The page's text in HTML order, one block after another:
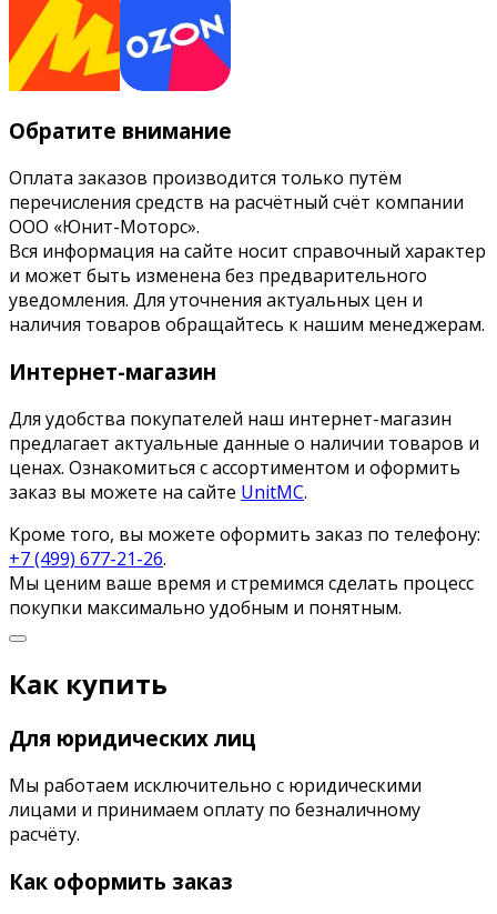
Обратите внимание
Оплата заказов производится только путём
перечисления средств на расчётный счёт компании
ООО «Юнит-Моторс».
Вся информация на сайте носит справочный характер
и может быть изменена без предварительного
уведомления. Для уточнения актуальных цен и
наличия товаров обращайтесь к нашим менеджерам.
Интернет-магазин
Для удобства покупателей наш интернет-магазин
предлагает актуальные данные о наличии товаров и
ценах. Ознакомиться с ассортиментом и оформить
заказ вы можете на сайте UnitMC.
Кроме того, вы можете оформить заказ по телефону:
+7 (499) 677-21-26.
Мы ценим ваше время и стремимся сделать процесс
покупки максимально удобным и понятным.
Как купить
Для юридических лиц
Мы работаем исключительно с юридическими
лицами и принимаем оплату по безналичному
расчёту.
Как оформить заказ